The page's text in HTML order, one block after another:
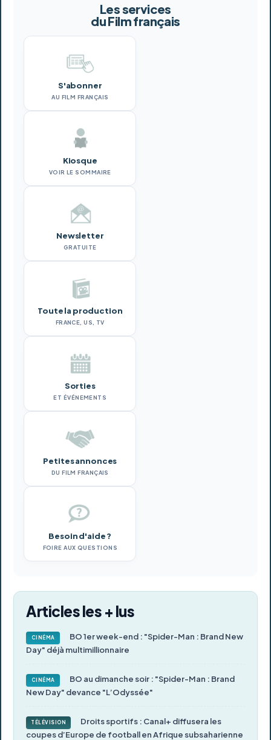
Les services
du Film français
S'abonner
AU FILM FRANÇAIS
Kiosque
VOIR LE SOMMAIRE
Newsletter
GRATUITE
Toute la production
FRANCE, US, TV
Sorties
ET ÉVÉNEMENTS
Petites annonces
DU FILM FRANÇAIS
Besoin d'aide ?
FOIRE AUX QUESTIONS
Articles les + lus
CINÉMA
BO 1er week-end : "Spider-Man : Brand New
Day" déjà multimillionnaire
CINÉMA
BO au dimanche soir : "Spider-Man : Brand
New Day" devance "L’Odyssée"
TÉLÉVISION
Droits sportifs : Canal+ diffusera les
coupes d’Europe de football en Afrique subsaharienne